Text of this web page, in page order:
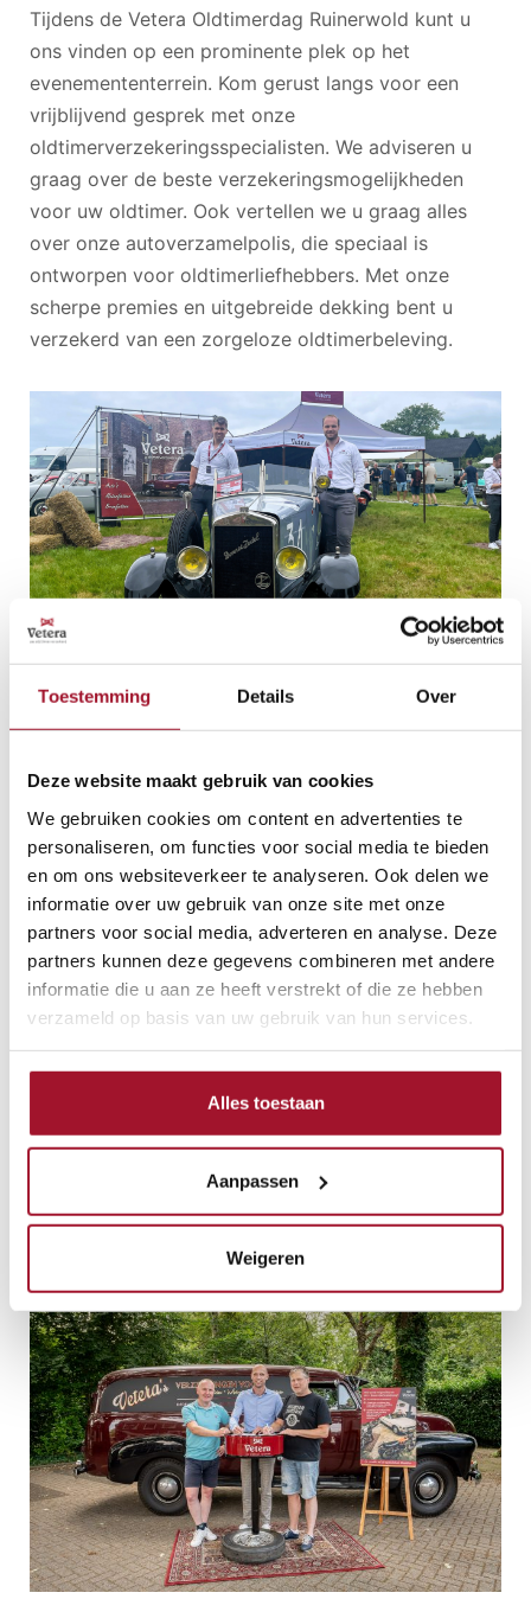
Toestemming Details Over
Deze website maakt gebruik van cookies
We gebruiken cookies om content en advertenties te
personaliseren, om functies voor social media te bieden
en om ons websiteverkeer te analyseren. Ook delen we
informatie over uw gebruik van onze site met onze
partners voor social media, adverteren en analyse. Deze
partners kunnen deze gegevens combineren met andere
informatie die u aan ze heeft verstrekt of die ze hebben
verzameld op basis van uw gebruik van hun services.
Alles toestaan
Aanpassen
Weigeren
Tijdens de Vetera Oldtimerdag Ruinerwold kunt u
ons vinden op een prominente plek op het
evenemententerrein. Kom gerust langs voor een
vrijblijvend gesprek met onze
oldtimerverzekeringsspecialisten. We adviseren u
graag over de beste verzekeringsmogelijkheden
voor uw oldtimer. Ook vertellen we u graag alles
over onze autoverzamelpolis, die speciaal is
ontworpen voor oldtimerliefhebbers. Met onze
scherpe premies en uitgebreide dekking bent u
verzekerd van een zorgeloze oldtimerbeleving.
Scherpe premies
Uitgebreide dekking
Op maat gemaakte verzekering
Persoonlijk en deskundig advies
Goede service
Bereken online uw premie
Niet op het evenement maar wel benieuwd wat voor
scherpe premie wij u kunnen bieden voor uw
klassieker? Bereken dan online uw premie en vraag